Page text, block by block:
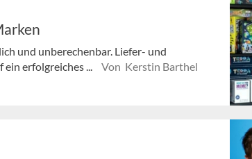
und unberechenbar. Liefer- und
erfolgreiches ...
Von Kerstin Barthel